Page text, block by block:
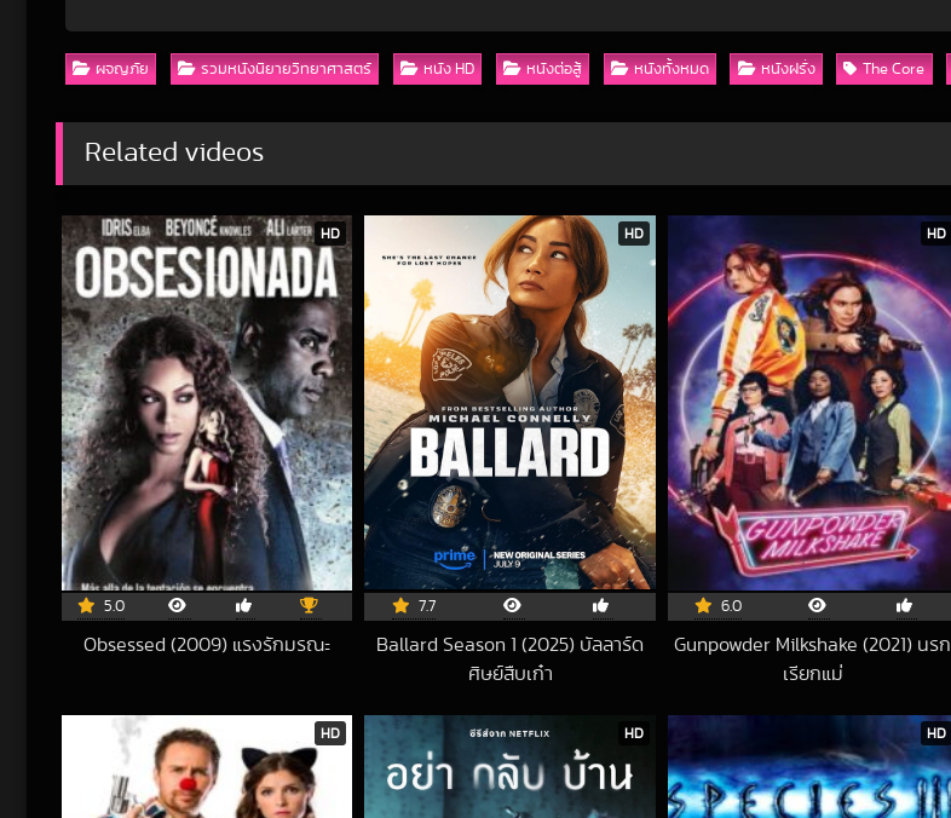
ผจญภัย รวมหนังนิยายวิทยาศาสตร์ หนัง HD หนังต่อสู้ หนังทั้งหมด หนังฝรั่ง The Core
Related videos
HD
5.0
Obsessed (2009) แรงรักมรณะ
HD
7.7
Ballard Season 1 (2025) บัลลาร์ด
ศิษย์สืบเก๋า
HD
6.0
Gunpowder Milkshake (2021) นรก
เรียกแม่
HD HD HD